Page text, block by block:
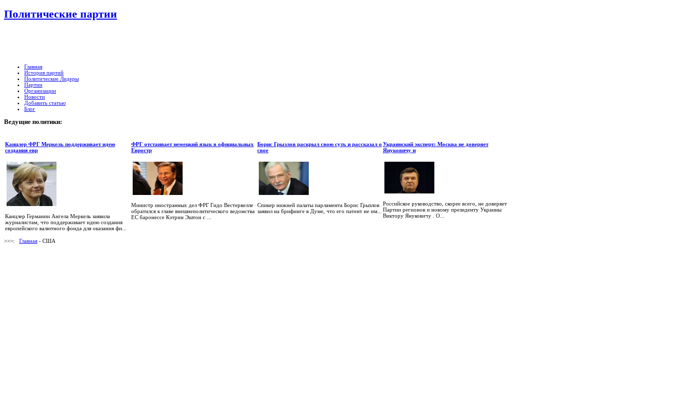
Политические партии
Главная
История партий
Политические Лидеры
Партии
Организации
Новости
Добавить статью
Блог
Ведущие политики:
Канцлер ФРГ Меркель поддерживает идею
создания евр
Канцлер Германии Ангела Меркель заявила
журналистам, что поддерживает идею создания
европейского валютного фонда для оказания фи...
ФРГ отстаивает немецкий язык в официальных
Евростр
Министр иностранных дел ФРГ Гидо Вестервелле
обратился к главе внешнеполитического ведомства
ЕС баронессе Кэтрин Эштон с ...
Борис Грызлов раскрыл свою суть и рассказал о
свое
Спикер нижней палаты парламента Борис Грызлов
заявил на брифинге в Думе, что его патент не им...
Украинский эксперт: Москва не доверяет
Януковичу и
Российское руководство, скорее всего, не доверяет
Партии регионов и новому президенту Украины
Виктору Януковичу . О...
>>>: Главная - США